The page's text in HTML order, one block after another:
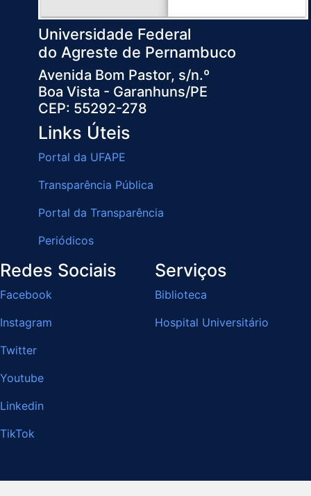
Universidade Federal
do Agreste de Pernambuco
Avenida Bom Pastor, s/n.º
Boa Vista - Garanhuns/PE
CEP: 55292-278
Links Úteis
Portal da UFAPE
Transparência Pública
Portal da Transparência
Periódicos
Redes Sociais
Facebook
Instagram
Twitter
Youtube
Linkedin
TikTok
Serviços
Biblioteca
Hospital Universitário